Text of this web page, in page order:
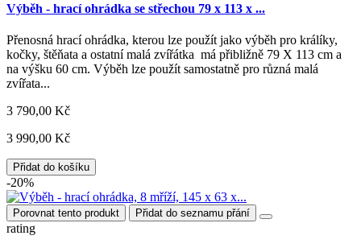
Výběh - hrací ohrádka se střechou 79 x 113 x ...
Přenosná hrací ohrádka, kterou lze použít jako výběh pro králíky,
kočky, štěňata a ostatní malá zvířátka má přibližně 79 X 113 cm a
na výšku 60 cm. Výběh lze použít samostatně pro různá malá
zvířata...
3 790,00 Kč
3 990,00 Kč
Přidat do košíku
-20%
Porovnat tento produkt Přidat do seznamu přání
rating